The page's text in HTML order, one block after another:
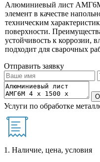
Алюминиевый лист АМГ6М
элемент в качестве
техническим
поверхности.
устойчивость к коррозии,
подходит для сварочных
Отправить заявку
Услуги по обработке
1. Наличие, цена, условия